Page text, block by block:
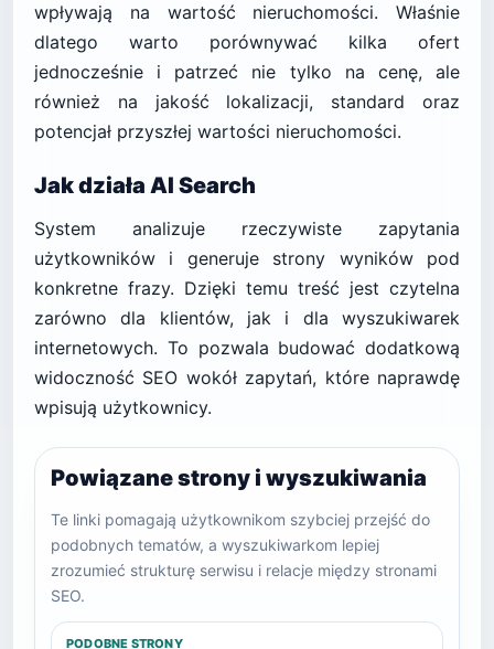
wpływają na wartość nieruchomości. Właśnie
dlatego warto porównywać kilka ofert
jednocześnie i patrzeć nie tylko na cenę, ale
również na jakość lokalizacji, standard oraz
potencjał przyszłej wartości nieruchomości.
Jak działa AI Search
System analizuje rzeczywiste zapytania
użytkowników i generuje strony wyników pod
konkretne frazy. Dzięki temu treść jest czytelna
zarówno dla klientów, jak i dla wyszukiwarek
internetowych. To pozwala budować dodatkową
widoczność SEO wokół zapytań, które naprawdę
wpisują użytkownicy.
Powiązane strony i wyszukiwania
Te linki pomagają użytkownikom szybciej przejść do
podobnych tematów, a wyszukiwarkom lepiej
zrozumieć strukturę serwisu i relacje między stronami
SEO.
PODOBNE STRONY